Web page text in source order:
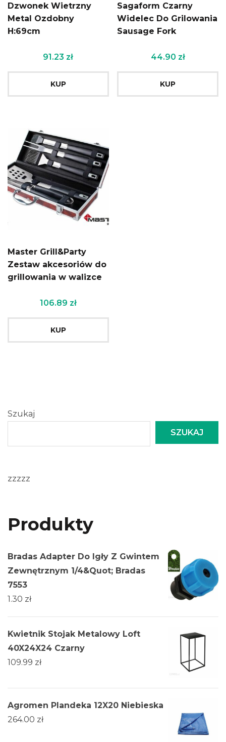
Dzwonek Wietrzny
Metal Ozdobny
H:69cm
91.23 zł
KUP
Sagaform Czarny
Widelec Do Grilowania
Sausage Fork
44.90 zł
KUP
Master Grill&Party
Zestaw akcesoriów do
grillowania w walizce
106.89 zł
KUP
Szukaj
SZUKAJ
zzzzz
Produkty
Bradas Adapter Do Igły Z Gwintem
Zewnętrznym 1/4&Quot; Bradas
7553
1.30 zł
Kwietnik Stojak Metalowy Loft
40X24X24 Czarny
109.99 zł
Agromen Plandeka 12X20 Niebieska
264.00 zł